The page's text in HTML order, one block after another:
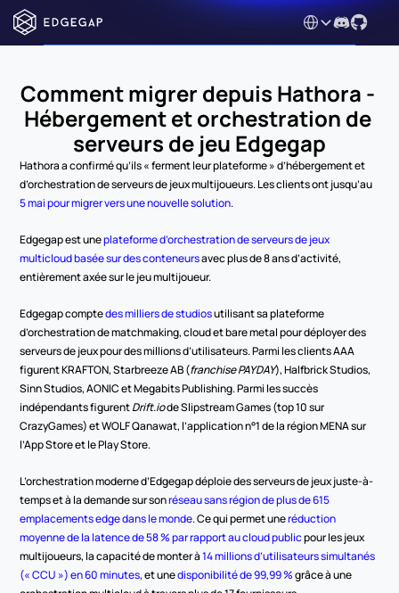
Select Language
Comment migrer depuis Hathora -
Hébergement et orchestration de
serveurs de jeu Edgegap
Hathora a confirmé qu’ils « ferment leur plateforme » d’hébergement et
5 mai pour migrer vers une nouvelle solution.
Edgegap est une plateforme d’orchestration de serveurs de jeux
multicloud basée sur des conteneurs avec plus de 8 ans d’activité,
entièrement axée sur le jeu multijoueur.
Edgegap compte des milliers de studios utilisant sa plateforme
d’orchestration de matchmaking, cloud et bare metal pour déployer des
serveurs de jeux pour des millions d’utilisateurs. Parmi les clients AAA
figurent KRAFTON, Starbreeze AB (franchise PAYDAY), Halfbrick Studios,
Sinn Studios, AONIC et Megabits Publishing. Parmi les succès
indépendants figurent Drift.io de Slipstream Games (top 10 sur
CrazyGames) et WOLF Qanawat, l’application n°1 de la région MENA sur
l’App Store et le Play Store.
L’orchestration moderne d’Edgegap déploie des serveurs de jeux juste-à-
temps et à la demande sur son réseau sans région de plus de 615
emplacements edge dans le monde. Ce qui permet une réduction
moyenne de la latence de 58 % par rapport au cloud public pour les jeux
multijoueurs, la capacité de monter à 14 millions d’utilisateurs simultanés
(« CCU ») en 60 minutes, et une disponibilité de 99,99 % grâce à une